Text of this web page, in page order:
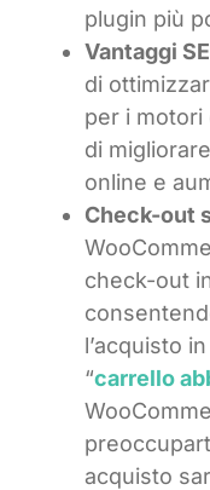
plugin più
Vantaggi
di
per i motori
di
online e
Check-out
check-out
l’acquisto
“carrello
acquisto